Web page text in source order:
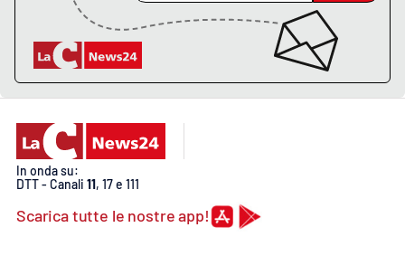
LAC
NETWORK
Lacplay.it
Lactv.it
Laconair.it
Lacitymag.it
In onda su:
DTT - Canali 11, 17 e 111
Scarica tutte le nostre app!